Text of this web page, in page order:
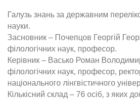
Галузь знань за державним
науки.
Засновник – Почепцов Георгій
філологічних наук, професор.
Керівник – Васько Роман
філологічних наук, професор,
національного лінгвістичного
Кількісний склад – 76 осіб, з яких